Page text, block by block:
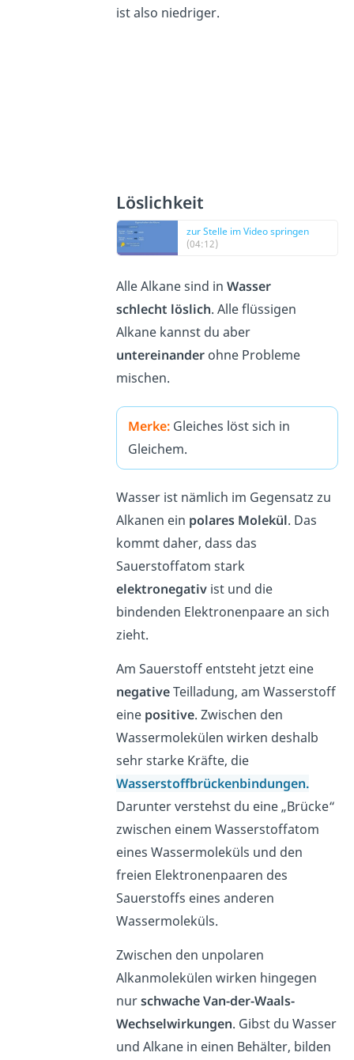
ist also niedriger.
Löslichkeit
zur Stelle im Video springen
(04:12)
Alle Alkane sind inWasser
schlecht löslich. Alle flüssigen
Alkane kannst du aber
untereinander ohne Probleme
mischen.
Merke: Gleiches löst sich in
Gleichem.
Wasser ist nämlich im Gegensatz zu
Alkanen ein polares Molekül. Das
kommt daher, dass das
Sauerstoffatom stark
elektronegativ ist und die
bindenden Elektronenpaare an sich
zieht.
Am Sauerstoff entsteht jetzt eine
negativeTeilladung, am Wasserstoff
eine positive. Zwischen den
Wassermolekülen wirken deshalb
sehr starke Kräfte, die
Wasserstoffbrückenbindungen.
Darunter verstehst du eine „Brücke“
zwischen einem Wasserstoffatom
eines Wassermoleküls und den
freien Elektronenpaaren des
Sauerstoffs eines anderen
Wassermoleküls.
Zwischen den unpolaren
Alkanmolekülen wirken hingegen
nurschwacheVan-der-Waals-
Wechselwirkungen. Gibst du Wasser
und Alkane in einen Behälter, bilden